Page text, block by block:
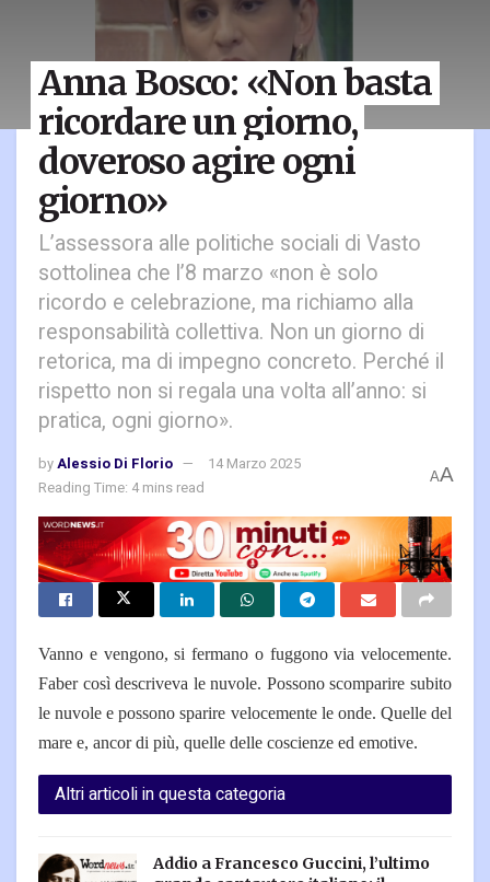
Anna Bosco: «Non basta
ricordare un giorno,
doveroso agire ogni
giorno»
L’assessora alle politiche sociali di Vasto
sottolinea che l’8 marzo «non è solo
ricordo e celebrazione, ma richiamo alla
responsabilità collettiva. Non un giorno di
retorica, ma di impegno concreto. Perché il
rispetto non si regala una volta all’anno: si
pratica, ogni giorno».
byAlessio Di Florio
14 Marzo 2025
Reading Time: 4 mins read
AA
Vanno e vengono, si fermano o fuggono via velocemente.
Faber così descriveva le nuvole. Possono scomparire subito
le nuvole e possono sparire velocemente le onde. Quelle del
mare e, ancor di più, quelle delle coscienze ed emotive.
Altri articoli in questa categoria
Addio a Francesco Guccini, l’ultimo